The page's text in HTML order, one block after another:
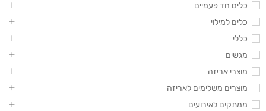
כלים חד פעמיים
כלים למילוי
כללי
מגשים
מוצרי אריזה
מוצרים משלימים לאריזה
ממתקים לאירועים